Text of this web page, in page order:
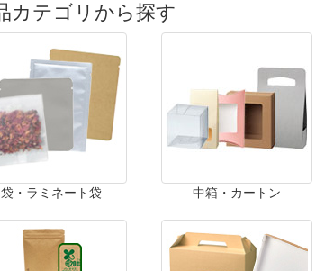
カテゴリから探す
袋・ラミネート袋 中箱・カートン